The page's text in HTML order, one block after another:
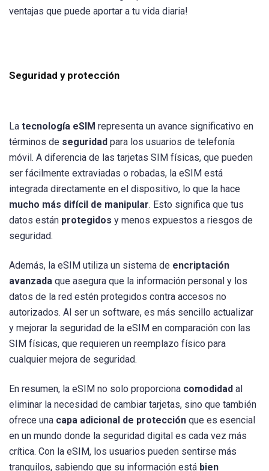
ventajas que puede aportar a tu vida diaria!
Seguridad y protección
La tecnología eSIM representa un avance significativo en
términos de seguridad para los usuarios de telefonía
móvil. A diferencia de las tarjetas SIM físicas, que pueden
ser fácilmente extraviadas o robadas, la eSIM está
integrada directamente en el dispositivo, lo que la hace
mucho más difícil de manipular. Esto significa que tus
datos están protegidos y menos expuestos a riesgos de
seguridad.
Además, la eSIM utiliza un sistema de encriptación
avanzada que asegura que la información personal y los
datos de la red estén protegidos contra accesos no
autorizados. Al ser un software, es más sencillo actualizar
y mejorar la seguridad de la eSIM en comparación con las
SIM físicas, que requieren un reemplazo físico para
cualquier mejora de seguridad.
En resumen, la eSIM no solo proporciona comodidad al
eliminar la necesidad de cambiar tarjetas, sino que también
ofrece una capa adicional de protección que es esencial
en un mundo donde la seguridad digital es cada vez más
crítica. Con la eSIM, los usuarios pueden sentirse más
tranquilos, sabiendo que su información está bien